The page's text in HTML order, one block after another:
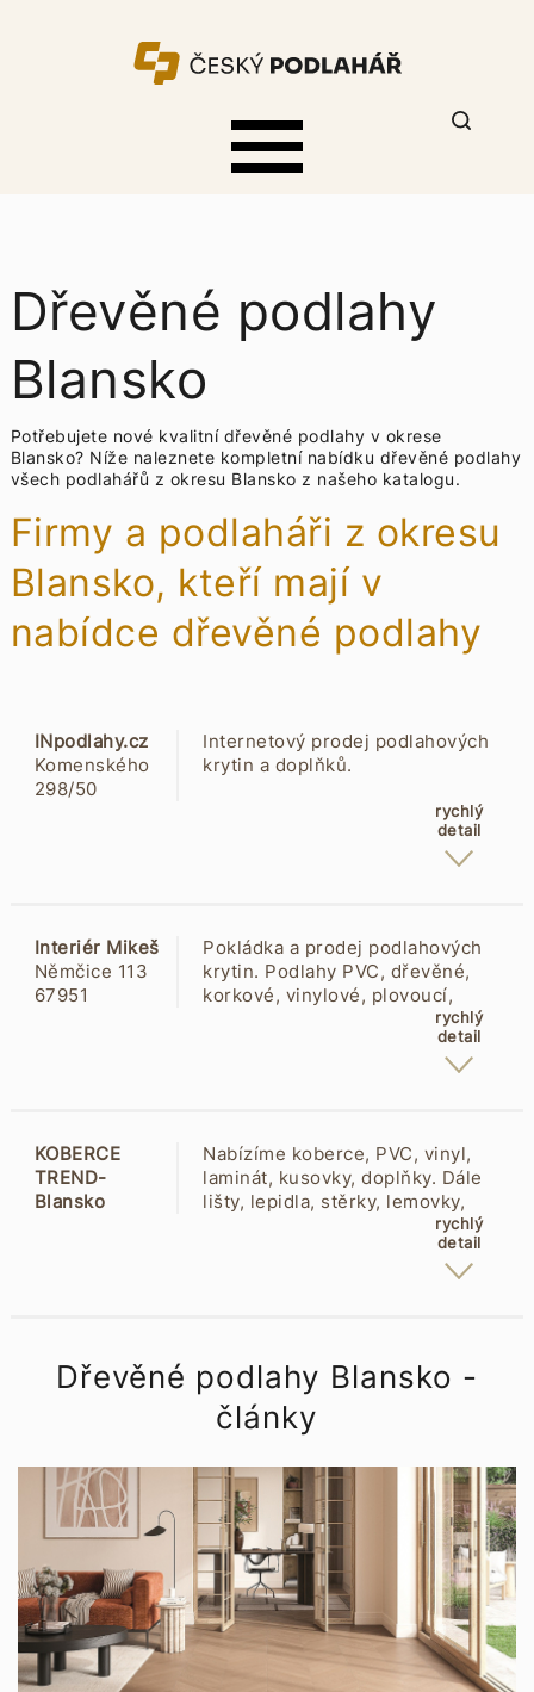
Dřevěné podlahy
Blansko
Potřebujete nové kvalitní dřevěné podlahy v okrese
Blansko? Níže naleznete kompletní nabídku dřevěné podlahy
všech podlahářů z okresu Blansko z našeho katalogu.
Firmy a podlaháři z okresu
Blansko, kteří mají v
nabídce dřevěné podlahy
INpodlahy.cz
Komenského
298/50
Internetový prodej podlahových
krytin a doplňků.
rychlý
detail
Interiér Mikeš
Němčice 113
67951
Pokládka a prodej podlahových
krytin. Podlahy PVC, dřevěné,
korkové, vinylové, plovoucí,
laminátové, koberce bytové i
objektové. Dále instalujeme
podlahy Egger, Gerflor, Korek
e-shop stropní kazety.
rychlý
detail
KOBERCE
TREND-
Blansko
Nabízíme koberce, PVC, vinyl,
laminát, kusovky, doplňky. Dále
lišty, lepidla, stěrky, lemovky,
rohože, čistící zóny, běhouny,
matrace, garnýže, koupelnové
předložky. Odborné poradenství.
Členství Trend Family.
rychlý
detail
Dřevěné podlahy Blansko -
články